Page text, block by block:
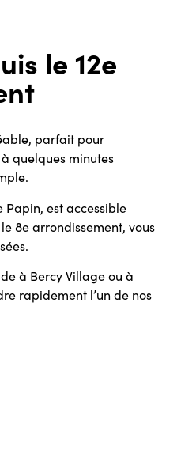
le 12e
parfait pour
quelques minutes
Papin, est accessible
8e arrondissement, vous
à Bercy Village ou à
rapidement l’un de nos